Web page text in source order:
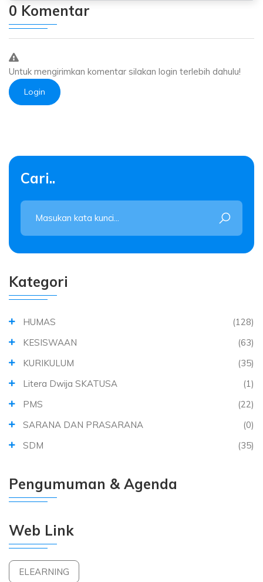
0 Komentar
Untuk mengirimkan komentar silakan login terlebih dahulu!
Login
Cari..
Kategori
HUMAS
(128)
KESISWAAN
(63)
KURIKULUM
(35)
Litera Dwija SKATUSA
(1)
PMS
(22)
SARANA DAN PRASARANA
(0)
SDM
(35)
Pengumuman & Agenda
Web Link
ELEARNING